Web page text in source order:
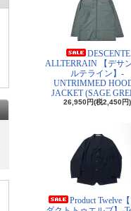
DESCENTE
ALLTERRAIN 【デサ
ルテライン】-
UNTRIMMED
JACKET (SAGE
26,950円(税2,450円)
Product Twelve